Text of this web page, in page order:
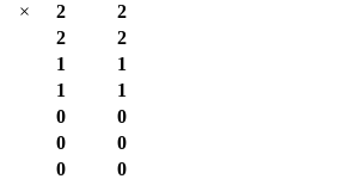
× 2
2
2
2
1
1
1
1
0
0
0
0
0 0